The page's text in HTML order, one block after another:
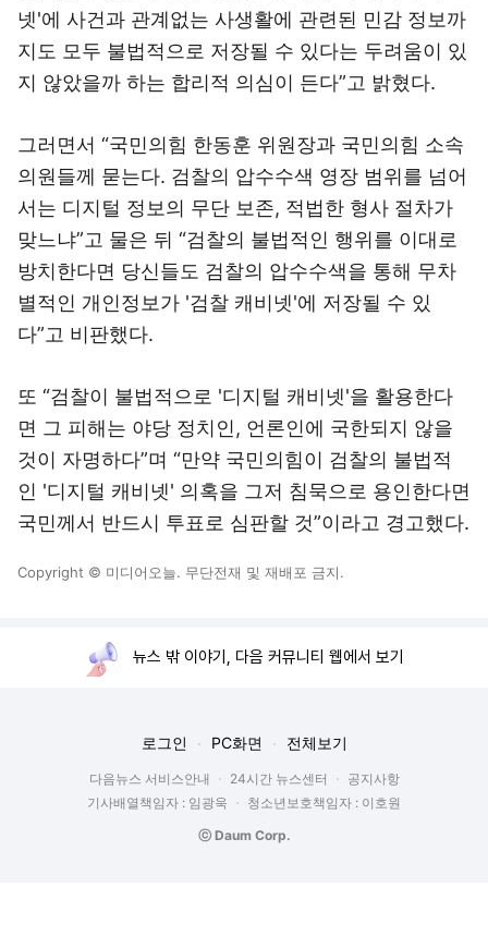
넷'에 사건과 관계없는 사생활에 관련된 민감 정보까
지도 모두 불법적으로 저장될 수 있다는 두려움이 있
지 않았을까 하는 합리적 의심이 든다”고 밝혔다.
그러면서 “국민의힘 한동훈 위원장과 국민의힘 소속
의원들께 묻는다. 검찰의 압수수색 영장 범위를 넘어
서는 디지털 정보의 무단 보존, 적법한 형사 절차가
맞느냐”고 물은 뒤 “검찰의 불법적인 행위를 이대로
방치한다면 당신들도 검찰의 압수수색을 통해 무차
별적인 개인정보가 '검찰 캐비넷'에 저장될 수 있
다”고 비판했다.
또 “검찰이 불법적으로 '디지털 캐비넷'을 활용한다
면 그 피해는 야당 정치인, 언론인에 국한되지 않을
것이 자명하다”며 “만약 국민의힘이 검찰의 불법적
인 '디지털 캐비넷' 의혹을 그저 침묵으로 용인한다면
국민께서 반드시 투표로 심판할 것”이라고 경고했다.
Copyright © 미디어오늘. 무단전재 및 재배포 금지.
뉴스 밖 이야기, 다음 커뮤니티 웹에서 보기
로그인 PC화면 전체보기
다음뉴스 서비스안내 24시간 뉴스센터
공지사항
기사배열책임자 : 임광욱
청소년보호책임자 : 이호원
ⓒ Daum Corp.